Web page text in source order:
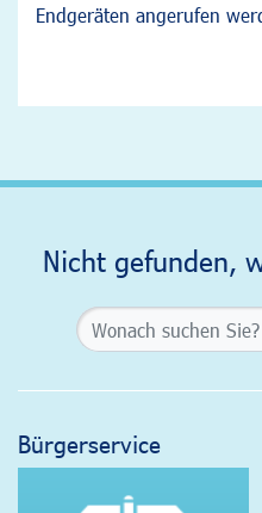
Endgeräten angerufen
Nicht gefunden,
Bürgerservice